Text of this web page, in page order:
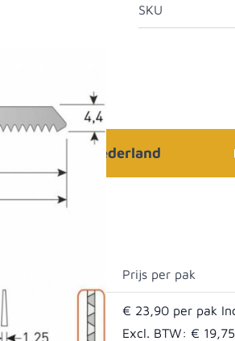
SKU
in heel Nederland
Prijs per pak
€ 23,90
Excl. BTW: € 19,75